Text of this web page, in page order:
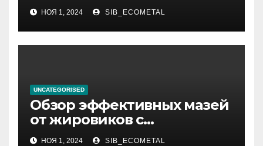
НОЯ 1, 2024 SIB_ECOMETAL
UNCATEGORISED
Обзор эффективных мазей
от жировиков с
рассасывающим эффектом
НОЯ 1, 2024 SIB_ECOMETAL